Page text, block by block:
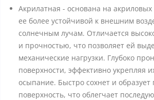
Акрилатная - основана на акриловых
ее более устойчивой к внешним
солнечным лучам. Отличается
и прочностью, что позволяет ей
механические нагрузки. Глубоко
поверхности, эффективно укрепляя
осыпание. Быстро сохнет и образует
поверхность, что облегчает